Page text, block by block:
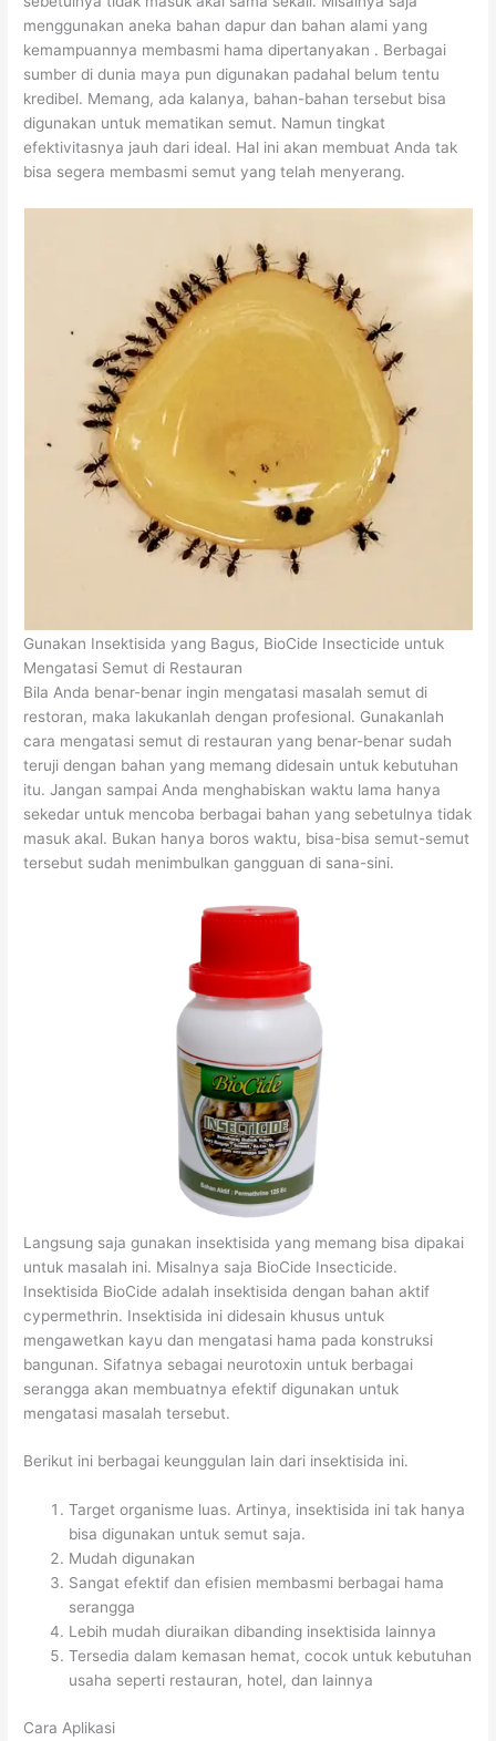
menggunakan aneka bahan dapur dan bahan alami yang
kemampuannya membasmi hama dipertanyakan . Berbagai
sumber di dunia maya pun digunakan padahal belum tentu
kredibel. Memang, ada kalanya, bahan-bahan tersebut bisa
digunakan untuk mematikan semut. Namun tingkat
efektivitasnya jauh dari ideal. Hal ini akan membuat Anda tak
bisa segera membasmi semut yang telah menyerang.
Gunakan Insektisida yang Bagus, BioCide Insecticide untuk
Mengatasi Semut di Restauran
Bila Anda benar-benar ingin mengatasi masalah semut di
restoran, maka lakukanlah dengan profesional. Gunakanlah
cara mengatasi semut di restauran yang benar-benar sudah
teruji dengan bahan yang memang didesain untuk kebutuhan
itu. Jangan sampai Anda menghabiskan waktu lama hanya
sekedar untuk mencoba berbagai bahan yang sebetulnya tidak
masuk akal. Bukan hanya boros waktu, bisa-bisa semut-semut
tersebut sudah menimbulkan gangguan di sana-sini.
Langsung saja gunakan insektisida yang memang bisa dipakai
untuk masalah ini. Misalnya saja BioCide Insecticide.
Insektisida BioCide adalah insektisida dengan bahan aktif
cypermethrin. Insektisida ini didesain khusus untuk
mengawetkan kayu dan mengatasi hama pada konstruksi
bangunan. Sifatnya sebagai neurotoxin untuk berbagai
serangga akan membuatnya efektif digunakan untuk
mengatasi masalah tersebut.
Berikut ini berbagai keunggulan lain dari insektisida ini.
Target organisme luas. Artinya, insektisida ini tak hanya
bisa digunakan untuk semut saja.
Mudah digunakan
Sangat efektif dan efisien membasmi berbagai hama
serangga
Lebih mudah diuraikan dibanding insektisida lainnya
Tersedia dalam kemasan hemat, cocok untuk kebutuhan
usaha seperti restauran, hotel, dan lainnya
Cara Aplikasi